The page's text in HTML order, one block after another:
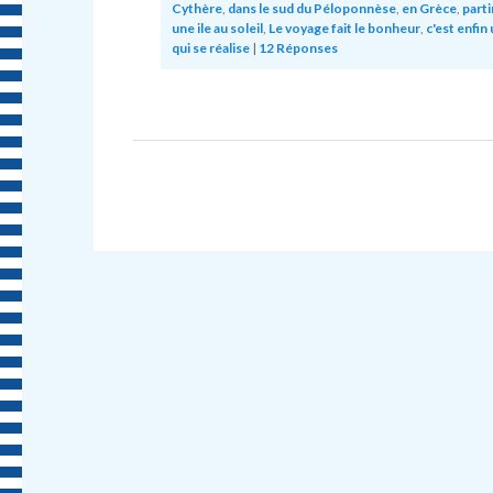
Cythère, dans le sud du Péloponnèse, en Grèce,
une ile au soleil, Le voyage fait le bonheur, c'est enfin
qui se réalise | 12Réponses